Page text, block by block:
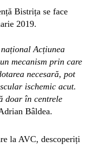
Bistrița se face
2019.
Acțiunea
mecanism prin care
necesară, pot
ischemic acut.
doar în centrele
Bâldea.
la AVC, descoperiți